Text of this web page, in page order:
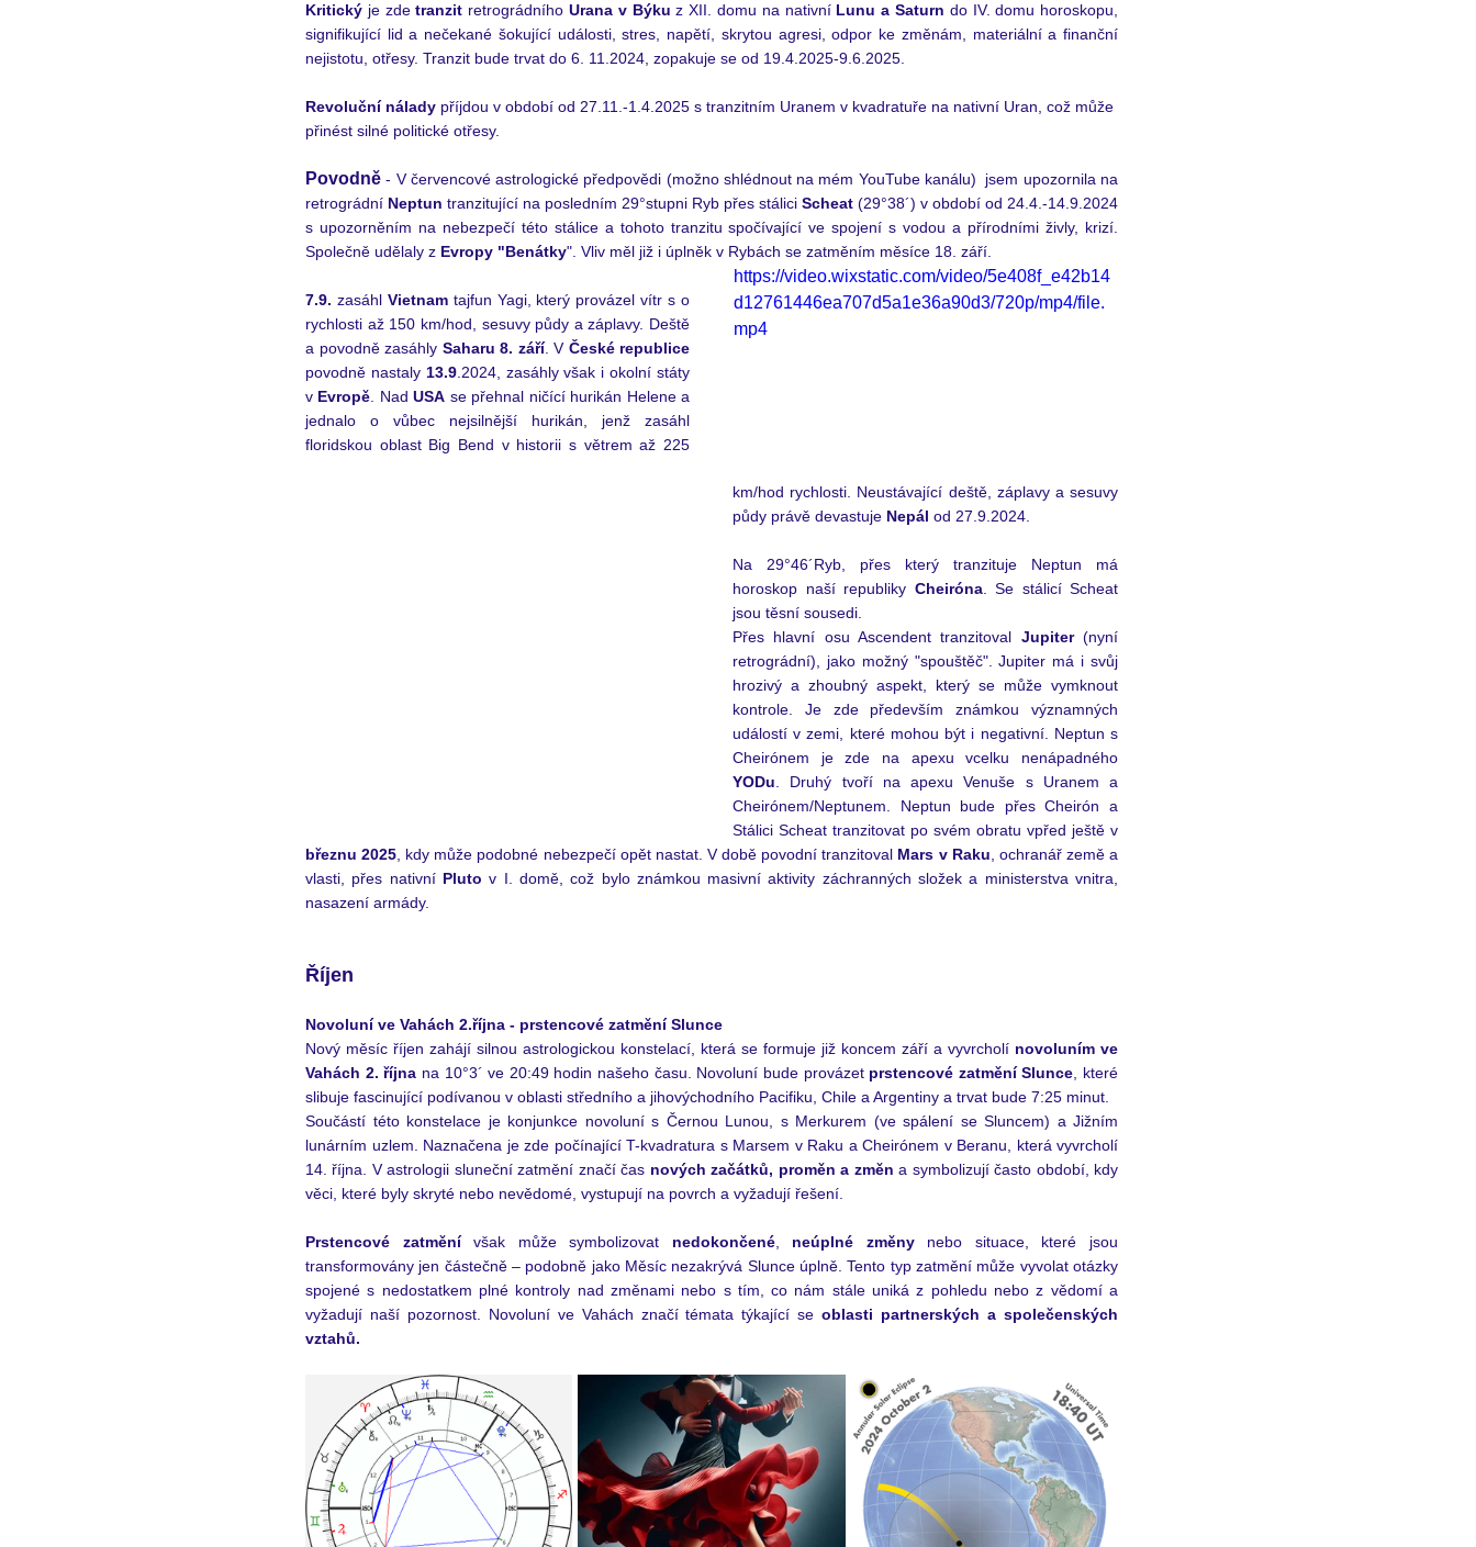
Kritický je zde tranzit retrográdního Urana v Býku z XII. domu na nativní Lunu a Saturn do IV. domu horoskopu,
signifikující lid a nečekané šokující události, stres, napětí, skrytou agresi, odpor ke změnám, materiální a finanční
nejistotu, otřesy. Tranzit bude trvat do 6. 11.2024, zopakuje se od 19.4.2025-9.6.2025.
Revoluční nálady příjdou v období od 27.11.-1.4.2025 s tranzitním Uranem v kvadratuře na nativní Uran, což může
přinést silné politické otřesy.
Povodně - V červencové astrologické předpovědi (možno shlédnout na mém YouTube kanálu)  jsem upozornila na
retrográdní Neptun tranzitující na posledním 29°stupni Ryb přes stálici Scheat (29°38´) v období od 24.4.-14.9.2024
s upozorněním na nebezpečí této stálice a tohoto tranzitu spočívající ve spojení s vodou a přírodními živly, krizí.
Společně udělaly z Evropy "Benátky". Vliv měl již i úplněk v Rybách se zatměním měsíce 18. září.
https://video.wixstatic.com/video/5e408f_e42b14
d12761446ea707d5a1e36a90d3/720p/mp4/file.
mp4
7.9. zasáhl Vietnam tajfun Yagi, který provázel vítr s o
rychlosti až 150 km/hod, sesuvy půdy a záplavy. Deště
a povodně zasáhly Saharu 8. září. V České republice
povodně nastaly 13.9.2024, zasáhly však i okolní státy
v Evropě Nad USA se přehnal ničící hurikán Helene a
jednalo o vůbec nejsilnější hurikán, jenž zasáhl
floridskou oblast Big Bend v historii s větrem až 225
km/hod rychlosti. Neustávající deště, záplavy a sesuvy
půdy právě devastuje Nepál od 27.9.2024.
Na 29°46´Ryb, přes který tranzituje Neptun má
horoskop naší republiky Cheiróna. Se stálicí Scheat
jsou těsní sousedi.
Přes hlavní osu Ascendent tranzitoval Jupiter (nyní
retrográdní), jako možný "spouštěč". Jupiter má i svůj
hrozivý a zhoubný aspekt, který se může vymknout
kontrole. Je zde především známkou významných
událostí v zemi, které mohou být i negativní. Neptun s
YODu . Druhý tvoří na apexu Venuše s Uranem a
Cheirónem/Neptunem. Neptun bude přes Cheirón a
březnu 2025 , kdy může podobné nebezpečí opět nastat. V době povodní tranzitoval Mars v Raku , ochranář země a
vlasti, přes nativní Pluto v I. domě, což bylo známkou masivní aktivity záchranných složek a ministerstva vnitra,
nasazení armády.
Říjen
Novoluní ve Vahách 2.října - prstencové zatmění Slunce
Nový měsíc říjen zahájí silnou astrologickou konstelací, která se formuje již koncem září a vyvrcholí novoluním ve
Vahách 2. října na 10°3´ ve 20:49 hodin našeho času. Novoluní bude provázet prstencové zatmění Slunce , které
slibuje fascinující podívanou v oblasti středního a jihovýchodního Pacifiku, Chile a Argentiny a trvat bude 7:25 minut.
Součástí této konstelace je konjunkce novoluní s Černou Lunou, s Merkurem (ve spálení se Sluncem) a Jižním
lunárním uzlem. Naznačena je zde počínající T-kvadratura s Marsem v Raku a Cheirónem v Beranu, která vyvrcholí
14. října. V astrologii sluneční zatmění značí čas nových začátků, proměn a změn a symbolizují často období, kdy
věci, které byly skryté nebo nevědomé, vystupují na povrch a vyžadují řešení.
Prstencové zatmění však může symbolizovat nedokončené, neúplné změny nebo situace, které jsou
transformovány jen částečně – podobně jako Měsíc nezakrývá Slunce úplně. Tento typ zatmění může vyvolat otázky
spojené s nedostatkem plné kontroly nad změnami nebo s tím, co nám stále uniká z pohledu nebo z vědomí a
vyžadují naší pozornost. Novoluní ve Vahách značí témata týkající se oblasti partnerských a společenských
vztahů.